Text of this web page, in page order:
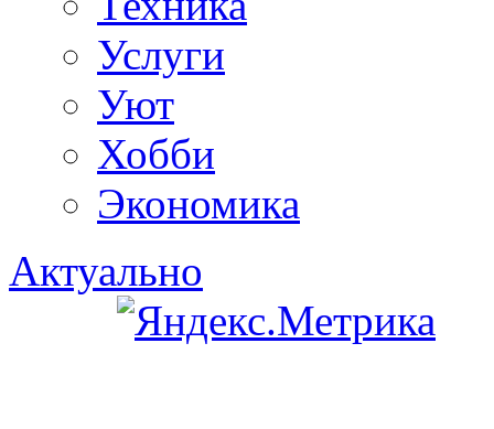
Услуги
Уют
Хобби
Экономика
Актуально